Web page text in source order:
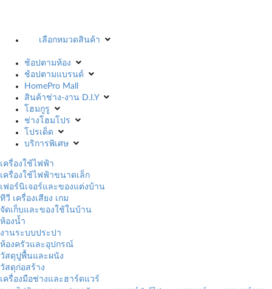
เลือกหมวดสินค้า
ช้อปตามห้อง
ช้อปตามแบรนด์
HomePro Mall
สินค้าช่าง-งาน D.I.Y
โฮมกูรู
ช่างโฮมโปร
โปรเด็ด
บริการพิเศษ
เครื่องใช้ไฟฟ้า
เครื่องใช้ไฟฟ้าขนาดเล็ก
เฟอร์นิเจอร์และของแต่งบ้าน
ทีวี เครื่องเสียง เกม
จัดเก็บและของใช้ในบ้าน
ห้องน้ำ
งานระบบประปา
ห้องครัวและอุปกรณ์
วัสดุปูพื้นและผนัง
วัสดุก่อสร้าง
เครื่องมือช่างและฮาร์ดแวร์